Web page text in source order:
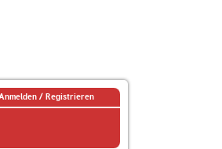
/ Registrieren